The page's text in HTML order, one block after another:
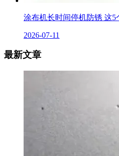
涂布机长时间停机防锈 这5
2026-07-11
最新文章